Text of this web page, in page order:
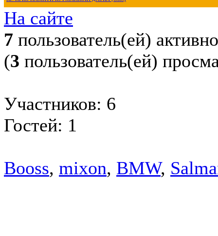
На сайте
7 пользователь(ей) активно
(3 пользователь(ей)
Участников: 6
Гостей: 1
Booss, mixon, BMW,